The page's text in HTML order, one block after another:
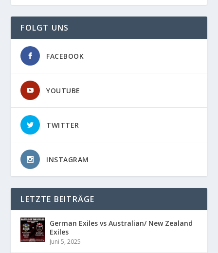
FOLGT UNS
FACEBOOK
YOUTUBE
TWITTER
INSTAGRAM
LETZTE BEITRÄGE
German Exiles vs Australian/ New Zealand
Exiles
Juni 5, 2025